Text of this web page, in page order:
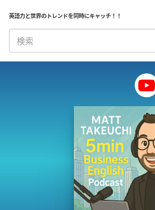
英語力と世界のトレンドを同時にキャッチ！！